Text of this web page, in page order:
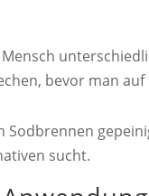
bevor man
Sodbrennen
sucht.